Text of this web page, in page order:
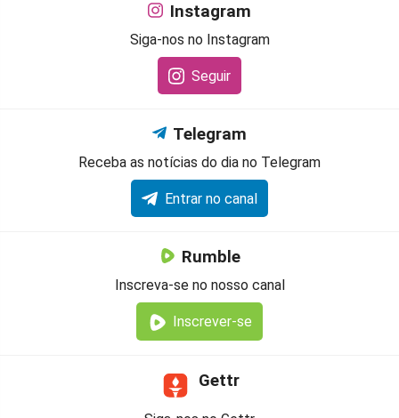
Instagram
Siga-nos no Instagram
Seguir
Telegram
Receba as notícias do dia no Telegram
Entrar no canal
Rumble
Inscreva-se no nosso canal
Inscrever-se
Gettr